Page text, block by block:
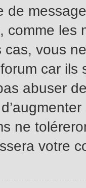
de
comme les
cas, vous
car ils
abuser
ne
votre